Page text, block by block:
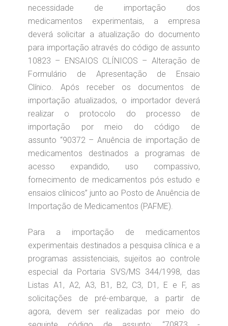
necessidade de importação dos
medicamentos experimentais, a empresa
deverá solicitar a atualização do documento
para importação através do código de assunto
10823 – ENSAIOS CLÍNICOS – Alteração de
Formulário de Apresentação de Ensaio
Clínico. Após receber os documentos de
importação atualizados, o importador deverá
realizar o protocolo do processo de
importação por meio do código de
assunto “90372 – Anuência de importação de
medicamentos destinados a programas de
acesso expandido, uso compassivo,
fornecimento de medicamentos pós estudo e
ensaios clínicos” junto ao Posto de Anuência de
Importação de Medicamentos (PAFME).
Para a importação de medicamentos
experimentais destinados a pesquisa clínica e a
programas assistenciais, sujeitos ao controle
especial da Portaria SVS/MS 344/1998, das
Listas A1, A2, A3, B1, B2, C3, D1, E e F, as
solicitações de pré-embarque, a partir de
agora, devem ser realizadas por meio do